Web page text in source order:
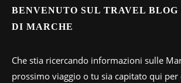
BENVENUTO SUL TRAVEL
DI MARCHE
Che stia ricercando informazioni sulle
prossimo viaggio o tu sia capitato qui per